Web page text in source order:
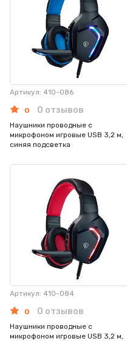
Артикул: 410-086
0 0 отзывов
Наушники проводные с
микрофоном игровые USB 3,2 м,
синяя подсветка
Артикул: 410-084
0 0 отзывов
Наушники проводные с
микрофоном игровые USB 3,2 м,